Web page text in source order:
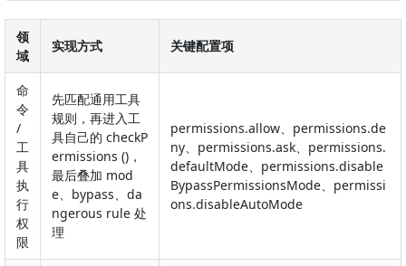
领
域
实现方式 关键配置项
命
令
/
工
具
执
行
权
限
先匹配通用工具
规则，再进入工
具自己的 checkP
ermissions ()，
最后叠加 mod
e、bypass、da
ngerous rule 处
理
permissions.allow、permissions.de
ny、permissions.ask、permissions.
defaultMode、permissions.disable
BypassPermissionsMode、permissi
ons.disableAutoMode